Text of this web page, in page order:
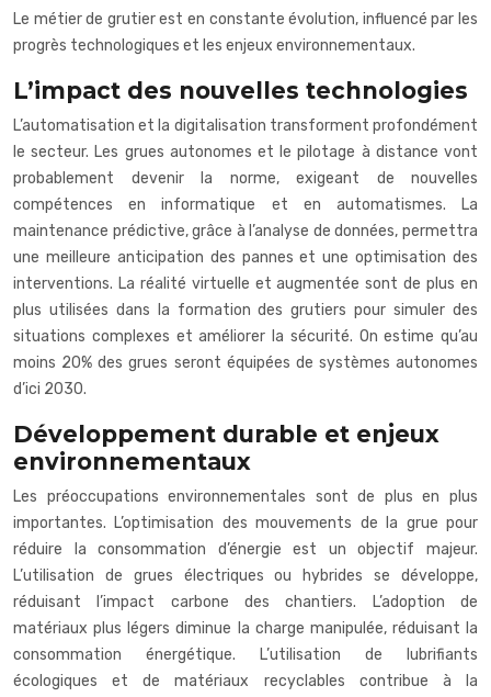
Le métier de grutier est en constante évolution, influencé par les
progrès technologiques et les enjeux environnementaux.
L’impact des nouvelles technologies
L’automatisation et la digitalisation transforment profondément
le secteur. Les grues autonomes et le pilotage à distance vont
probablement devenir la norme, exigeant de nouvelles
compétences en informatique et en automatismes. La
maintenance prédictive, grâce à l’analyse de données, permettra
une meilleure anticipation des pannes et une optimisation des
interventions. La réalité virtuelle et augmentée sont de plus en
plus utilisées dans la formation des grutiers pour simuler des
situations complexes et améliorer la sécurité. On estime qu’au
moins 20% des grues seront équipées de systèmes autonomes
d’ici 2030.
Développement durable et enjeux
environnementaux
Les préoccupations environnementales sont de plus en plus
importantes. L’optimisation des mouvements de la grue pour
réduire la consommation d’énergie est un objectif majeur.
L’utilisation de grues électriques ou hybrides se développe,
réduisant l’impact carbone des chantiers. L’adoption de
matériaux plus légers diminue la charge manipulée, réduisant la
consommation énergétique. L’utilisation de lubrifiants
écologiques et de matériaux recyclables contribue à la